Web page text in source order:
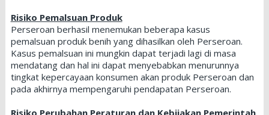
Risiko Pemalsuan Produk
Perseroan berhasil menemukan beberapa kasus
pemalsuan produk benih yang dihasilkan oleh Perseroan.
Kasus pemalsuan ini mungkin dapat terjadi lagi di masa
mendatang dan hal ini dapat menyebabkan menurunnya
tingkat kepercayaan konsumen akan produk Perseroan dan
pada akhirnya mempengaruhi pendapatan Perseroan.
Risiko Perubahan Peraturan dan Kebijakan Pemerintah